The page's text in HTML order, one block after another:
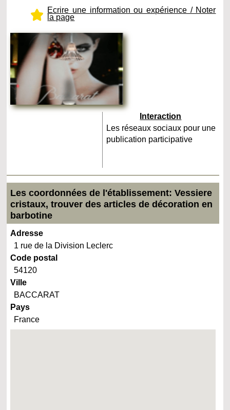
Ecrire une information ou expérience / Noter
la page
Interaction
Les réseaux sociaux pour une
publication participative
Les coordonnées de l'établissement: Vessiere
cristaux, trouver des articles de décoration en
barbotine
Adresse
1 rue de la Division Leclerc
Code postal
54120
Ville
BACCARAT
Pays
France